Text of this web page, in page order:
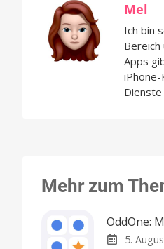
Mel
Ich bin
Apps
Dienste
Mehr zum
OddOne:
5.